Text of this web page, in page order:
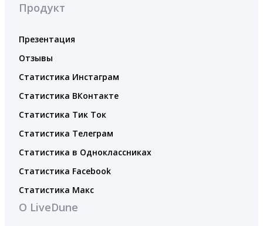
Продукт
Презентация
Отзывы
Статистика Инстаграм
Статистика ВКонтакте
Статистика Тик Ток
Статистика Телеграм
Статистика в Одноклассниках
Статистика Facebook
Статистика Макс
О LiveDune